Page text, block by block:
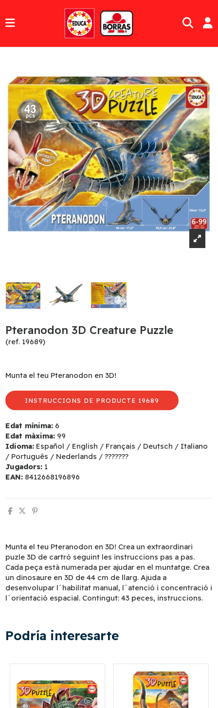
Pteranodon 3D Creature Puzzle
(ref. 19689)
Munta el teu Pteranodon en 3D!
INSTRUCCIONS DE PRODUCTE 19689
Edat mínima: 6
Edat màxima: 99
Idioma: Español / English / Français / Deutsch / Italiano
/ Português / Nederlands / ???????
Jugadors: 1
EAN: 8412668196896
Munta el teu Pteranodon en 3D! Crea un extraordinari
puzle 3D de cartró seguint les instruccions pas a pas.
Cada peça està numerada per ajudar en el muntatge. Crea
un dinosaure en 3D de 44 cm de llarg. Ajuda a
desenvolupar l´habilitat manual, l´atenció i concentració i
l´orientació espacial. Contingut: 43 peces, instruccions.
Podría interesarte